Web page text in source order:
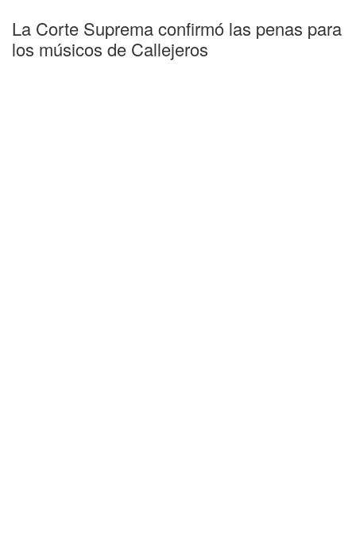
La Corte Suprema confirmó las penas para
los músicos de Callejeros